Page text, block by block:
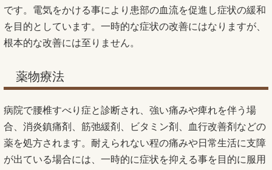
です。電気をかける事により患部の血流を促進し症状の緩和
を目的としています。一時的な症状の改善にはなりますが、
根本的な改善には至りません。
薬物療法
病院で腰椎すべり症と診断され、強い痛みや痺れを伴う場
合、消炎鎮痛剤、筋弛緩剤、ビタミン剤、血行改善剤などの
薬を処方されます。耐えられない程の痛みや日常生活に支障
が出ている場合には、一時的に症状を抑える事を目的に服用